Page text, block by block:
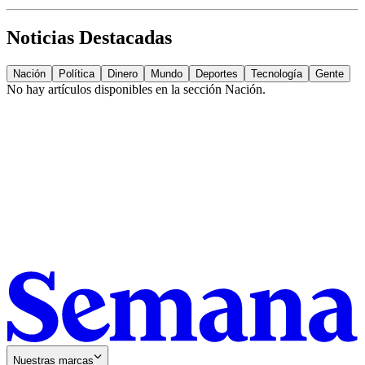
Noticias Destacadas
Nación Política Dinero Mundo Deportes Tecnología Gente
No hay artículos disponibles en la sección Nación.
Nuestras marcas